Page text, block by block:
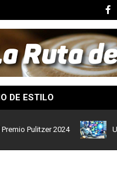
DE ESTILO
Pulitzer 2024